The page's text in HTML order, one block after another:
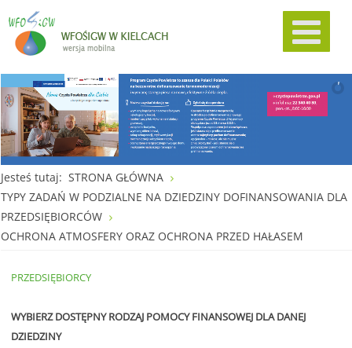
Jesteś tutaj: STRONA GŁÓWNA
TYPY ZADAŃ W PODZIALNE NA DZIEDZINY DOFINANSOWANIA DLA
PRZEDSIĘBIORCÓW
OCHRONA ATMOSFERY ORAZ OCHRONA PRZED HAŁASEM
PRZEDSIĘBIORCY
WYBIERZDOSTĘPNY RODZAJ POMOCY FINANSOWEJ DLA DANEJ
DZIEDZINY